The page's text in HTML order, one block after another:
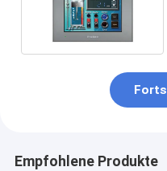
Empfohlene Produkte